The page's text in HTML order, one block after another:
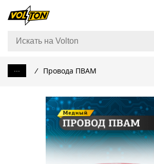
... / Провода ПВАМ